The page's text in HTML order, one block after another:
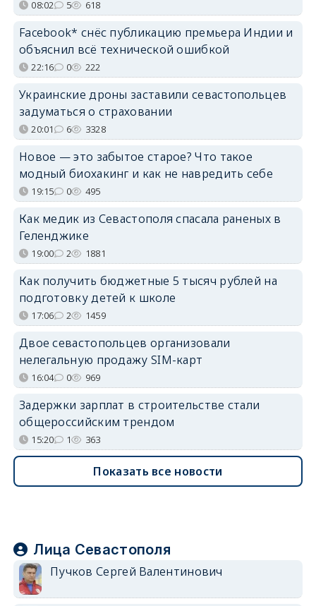
08:02 5 618
Facebook* снёс публикацию премьера Индии и
объяснил всё технической ошибкой
22:16 0 222
Украинские дроны заставили севастопольцев
задуматься о страховании
20:01 6 3328
Новое — это забытое старое? Что такое
модный биохакинг и как не навредить себе
19:15 0 495
Как медик из Севастополя спасала раненых в
Геленджике
19:00 2 1881
Как получить бюджетные 5 тысяч рублей на
подготовку детей к школе
17:06 2 1459
Двое севастопольцев организовали
нелегальную продажу SIM-карт
16:04 0 969
Задержки зарплат в строительстве стали
общероссийским трендом
15:20 1 363
Показать все новости
Лица Севастополя
Пучков Сергей Валентинович